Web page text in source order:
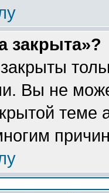
закрыта»?
Вы не
теме